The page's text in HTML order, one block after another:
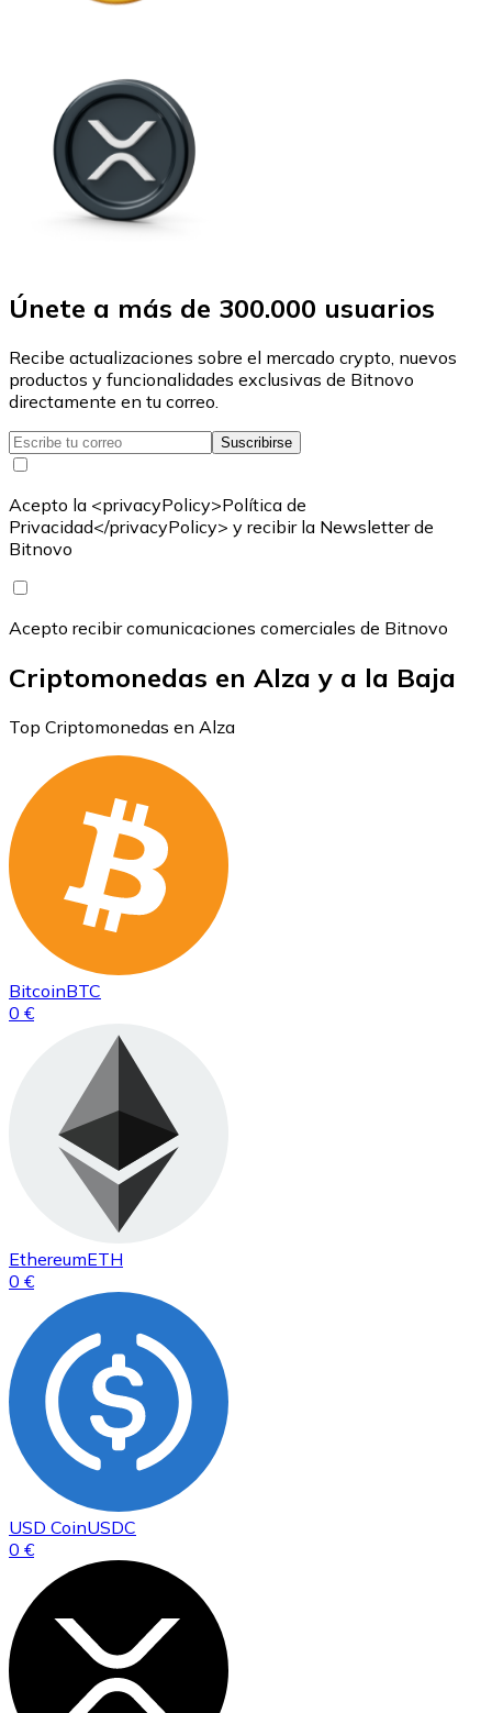
Únete a más de 300.000 usuarios
Recibe actualizaciones sobre el mercado crypto, nuevos
productos y funcionalidades exclusivas de Bitnovo
directamente en tu correo.
Suscribirse
Acepto la <privacyPolicy>Política de
Privacidad</privacyPolicy> y recibir la Newsletter de
Bitnovo
Acepto recibir comunicaciones comerciales de Bitnovo
Criptomonedas en Alza y a la Baja
Top Criptomonedas en Alza
BitcoinBTC
0 €
EthereumETH
0 €
USD CoinUSDC
0 €